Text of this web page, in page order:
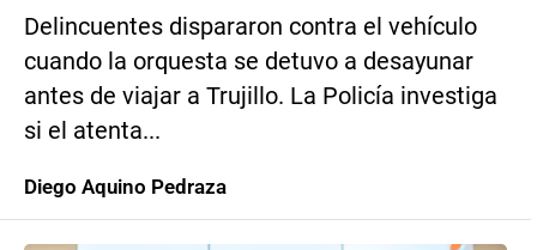
Delincuentes dispararon contra el vehículo
cuando la orquesta se detuvo a desayunar
antes de viajar a Trujillo. La Policía investiga
si el atenta...
Diego Aquino Pedraza